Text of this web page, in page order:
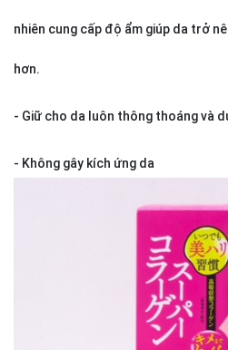
nhiên cung cấp độ ẩm giúp da trở
hơn.
- Giữ cho da luôn thông thoáng và
- Không gây kích ứng da